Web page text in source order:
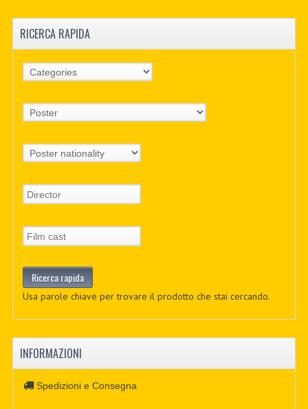
RICERCA RAPIDA
Usa parole chiave per trovare il prodotto che stai cercando.
INFORMAZIONI
Spedizioni e Consegna